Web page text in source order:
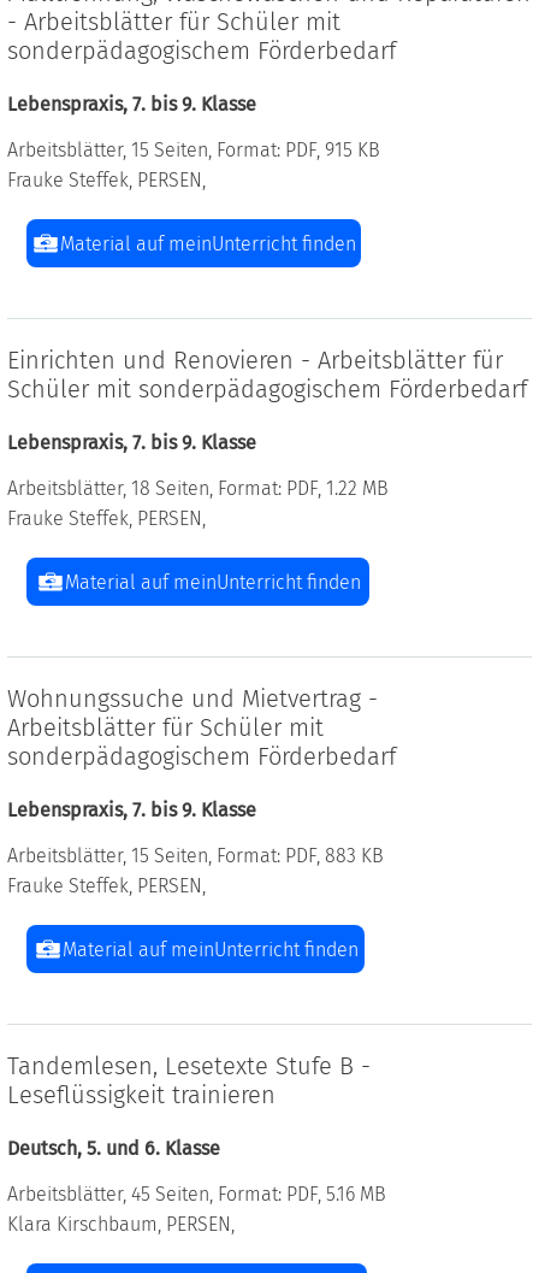
- Arbeitsblätter für Schüler mit
sonderpädagogischem Förderbedarf
Lebenspraxis, 7. bis 9. Klasse
Arbeitsblätter, 15 Seiten, Format: PDF, 915 KB
Frauke Steffek, PERSEN,
Material auf meinUnterricht finden
Einrichten und Renovieren - Arbeitsblätter für
Schüler mit sonderpädagogischem Förderbedarf
Lebenspraxis, 7. bis 9. Klasse
Arbeitsblätter, 18 Seiten, Format: PDF, 1.22 MB
Frauke Steffek, PERSEN,
Material auf meinUnterricht finden
Wohnungssuche und Mietvertrag -
Arbeitsblätter für Schüler mit
sonderpädagogischem Förderbedarf
Lebenspraxis, 7. bis 9. Klasse
Arbeitsblätter, 15 Seiten, Format: PDF, 883 KB
Frauke Steffek, PERSEN,
Material auf meinUnterricht finden
Tandemlesen, Lesetexte Stufe B -
Leseflüssigkeit trainieren
Deutsch, 5. und 6. Klasse
Arbeitsblätter, 45 Seiten, Format: PDF, 5.16 MB
Klara Kirschbaum, PERSEN,